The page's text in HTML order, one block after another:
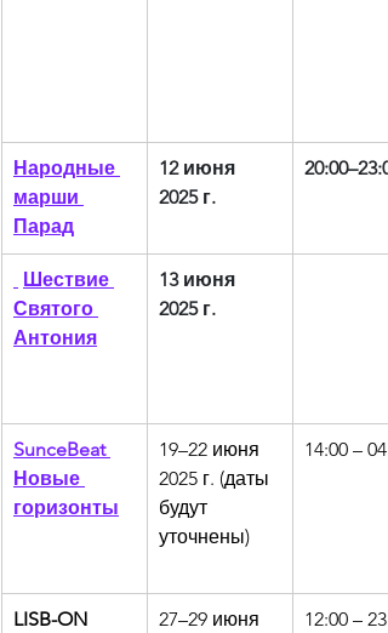
Народные
марши
Парад
12 июня
2025 г.
Шествие
Святого
Антония
13 июня
2025 г.
SunceBeat
Новые
горизонты
19–22 июня
2025 г. (даты
будут
уточнены)
14:00 –
LISB-ON
27–29 июня
12:00 –